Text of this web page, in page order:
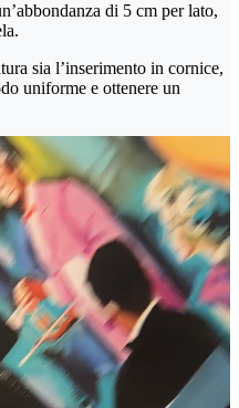
di 5 cm per lato,
sia l’inserimento in cornice,
uniforme e ottenere un